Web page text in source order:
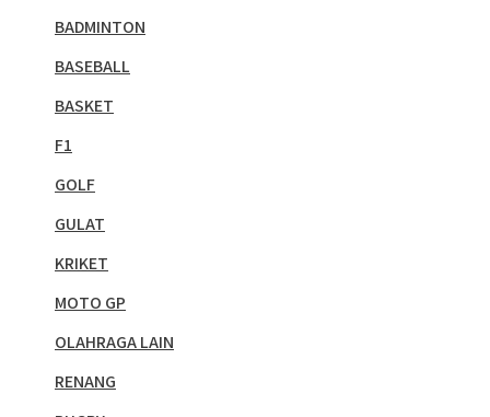
BADMINTON
BASEBALL
BASKET
F1
GOLF
GULAT
KRIKET
MOTO GP
OLAHRAGA LAIN
RENANG